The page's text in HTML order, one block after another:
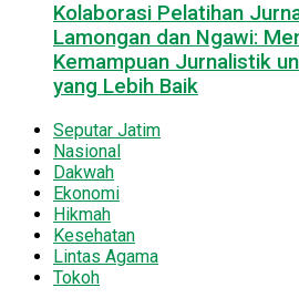
Kolaborasi Pelatihan
Lamongan dan Ngawi:
Kemampuan Jurnalistik
yang Lebih Baik
Seputar Jatim
Nasional
Dakwah
Ekonomi
Hikmah
Kesehatan
Lintas Agama
Tokoh